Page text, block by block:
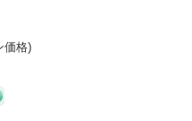
価格)